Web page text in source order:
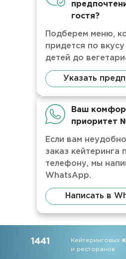
гостя?
Подберем меню,
придется по
детей до
Указать
Ваш
приоритет
Если вам
заказ кейтеринга
телефону, мы
WhatsApp.
Написать в
1441 Кейтеринговых
и ресторанов